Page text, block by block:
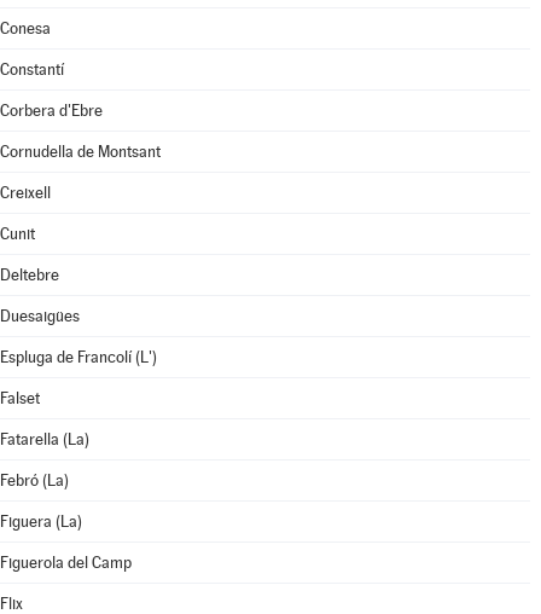
Conesa
Constantí
Corbera d'Ebre
Cornudella de Montsant
Creixell
Cunit
Deltebre
Duesaigües
Espluga de Francolí (L')
Falset
Fatarella (La)
Febró (La)
Figuera (La)
Figuerola del Camp
Flix